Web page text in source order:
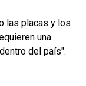
las placas y los
una
del país".